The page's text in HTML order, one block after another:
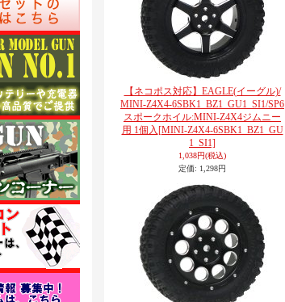
【ネコポス対応】EAGLE(イーグル)/
MINI-Z4X4-6SBK1_BZ1_GU1_SI1/SP6
スポークホイル:MINI-Z4X4ジムニー
用 1個入 [MINI-Z4X4-6SBK1_BZ1_GU
1_SI1]
1,038円(税込)
定価: 1,298円